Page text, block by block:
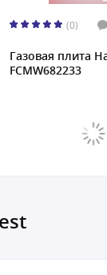
(0)
Газовая плита
APETITO 02-G